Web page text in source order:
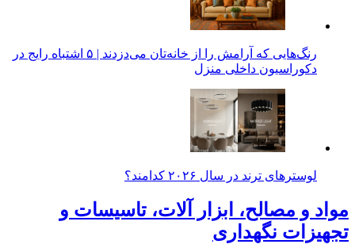
رنگ‌هایی که آرامش را از خانه‌تان می‌دزدند | ۵ اشتباه رایج در
دکوراسیون داخلی منزل
لوسترهای ترند در سال ۲۰۲۶ کدامند؟
مواد و مصالح، ابزار آلات، تاسیسات و
تجهیزات نگهداری